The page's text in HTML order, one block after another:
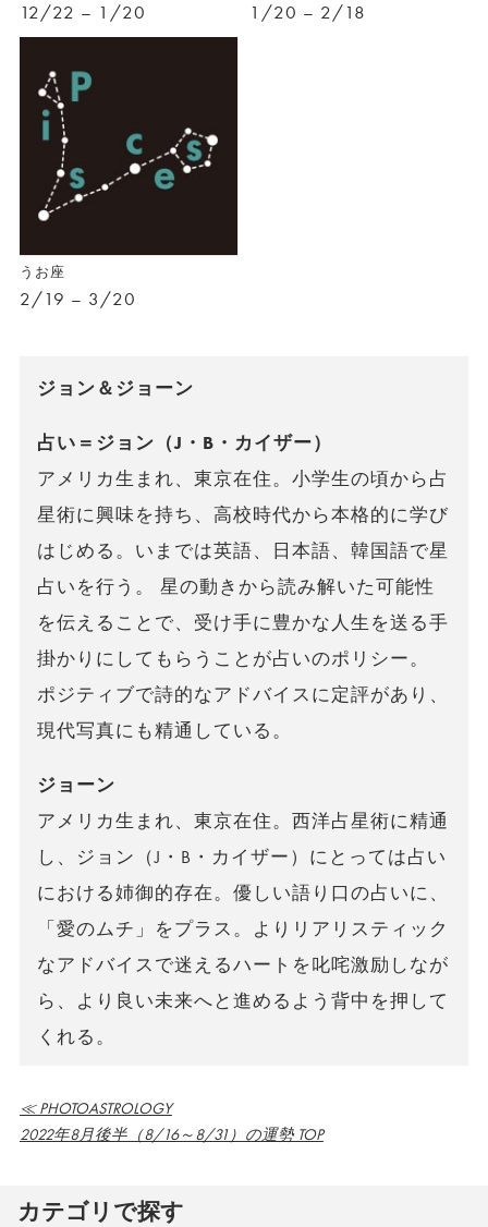
12/22 – 1/20 1/20 – 2/18
うお座
2/19 – 3/20
ジョン＆ジョーン
占い＝ジョン（J・B・カイザー）
アメリカ生まれ、東京在住。小学生の頃から占
星術に興味を持ち、高校時代から本格的に学び
はじめる。いまでは英語、日本語、韓国語で星
占いを行う。 星の動きから読み解いた可能性
を伝えることで、受け手に豊かな人生を送る手
掛かりにしてもらうことが占いのポリシー。
ポジティブで詩的なアドバイスに定評があり、
現代写真にも精通している。
ジョーン
アメリカ生まれ、東京在住。西洋占星術に精通
し、ジョン（J・B・カイザー）にとっては占い
における姉御的存在。優しい語り口の占いに、
「愛のムチ」をプラス。よりリアリスティック
なアドバイスで迷えるハートを叱咤激励しなが
ら、より良い未来へと進めるよう背中を押して
くれる。
≪ PHOTOASTROLOGY
2022年8月後半（8/16～8/31）の運勢 TOP
カテゴリで探す